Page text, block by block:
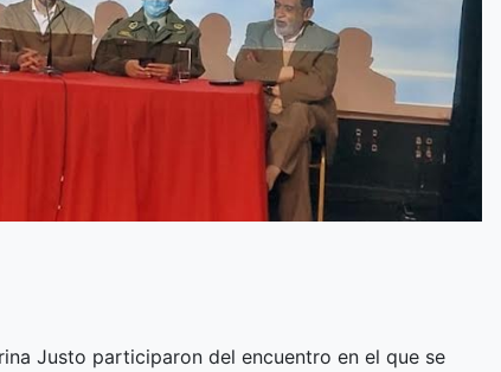
Justo participaron del encuentro en el que se